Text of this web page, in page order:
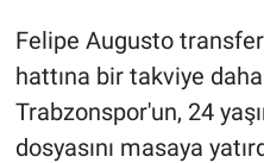
Felipe Augusto
hattına bir takviye
Trabzonspor'un, 24
dosyasını masaya